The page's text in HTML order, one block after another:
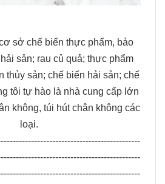
sở chế biến thực phẩm, bảo
sản; rau củ quả; thực phẩm
thủy sản; chế biến hải sản; chế
tôi tự hào là nhà cung cấp lớn
không, túi hút chân không các
loại.